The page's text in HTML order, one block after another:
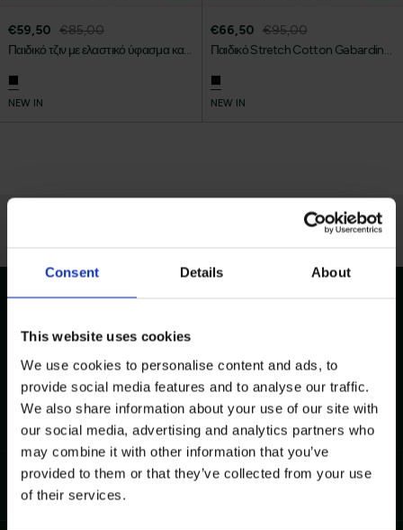
Consent Details About
This website uses cookies
We use cookies to personalise content and ads, to
provide social media features and to analyse our traffic.
We also share information about your use of our site with
our social media, advertising and analytics partners who
may combine it with other information that you’ve
provided to them or that they’ve collected from your use
of their services.
€59,50 €85,00
Παιδικό τζιν με ελαστικό ύφασμα και
NEW IN
€66,50 €95,00
Παιδικό Stretch Cotton Gabardine
NEW IN
Δωρεάν Επιστροφές
Δωρεάν Αποστολές για Αγορές άνω
των 80€
Επικοινωνία